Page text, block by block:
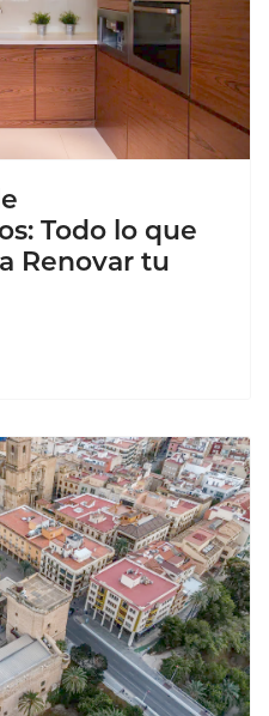
Todo lo que
Renovar tu